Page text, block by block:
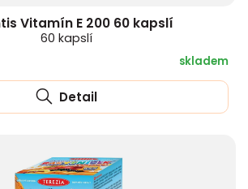
Vitamín E 200 60 kapslí
60 kapslí
skladem
Detail